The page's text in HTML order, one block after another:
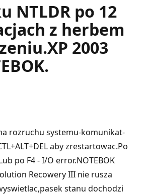
NTLDR po 12
z herbem
2003
rozruchu systemu-komunikat-
aby zrestartowac.Po
po F4 - I/O error.NOTEBOK
Recowery III nie rusza
stanu dochodzi